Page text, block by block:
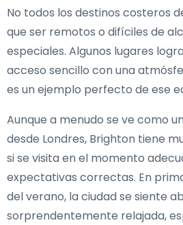
No todos los destinos costeros
que ser remotos o difíciles de
especiales. Algunos lugares
acceso sencillo con una
es un ejemplo perfecto de ese
Aunque a menudo se ve como
desde Londres, Brighton tiene
si se visita en el momento
expectativas correctas. En
del verano, la ciudad se siente
sorprendentemente relajada,